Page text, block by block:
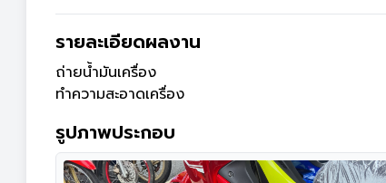
รายละเอียดผลงาน
ถ่ายน้ำมันเครื่อง
ทำความสะอาดเครื่อง
รูปภาพประกอบ